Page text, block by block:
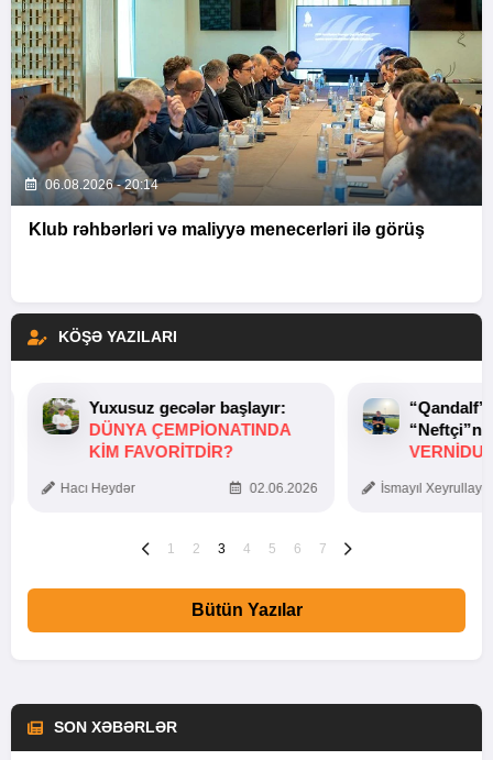
06.08.2026 - 20:14
Klub rəhbərləri və maliyyə menecerləri ilə görüş
KÖŞƏ YAZILARI
Yuxusuz gecələr başlayır:
DÜNYA ÇEMPIONATINDA
KIM FAVORITDIR?
Hacı Heydər 02.06.2026 İsmayıl
1 2 3 4 5 6 7
Bütün Yazılar
SON XƏBƏRLƏR